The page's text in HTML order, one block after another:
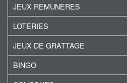
JEUX REMUNERES
LOTERIES
JEUX DE GRATTAGE
BINGO